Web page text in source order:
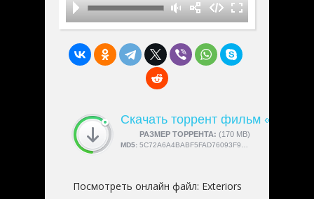
Скачать торрент фильм
РАЗМЕР ТОРРЕНТА: (170 MB)
СКАЧАЛИ:4189
MD5: 5C72A6A4BABF5FAD76093F9F29E77184
Посмотреть онлайн файл: Exteriors